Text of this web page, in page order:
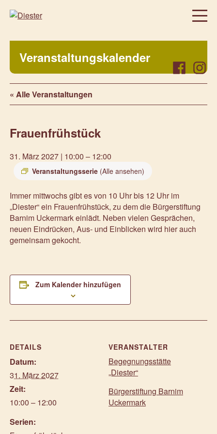
Über uns
Regelmäßige Angebote
Was bei uns sonst noch so los ist…
Veranstaltungen
Prenzlauer Frauenwochen 2025
Unsere Partner
Aktuelles
Kontakt
Facebook
Veranstaltungskalender
« Alle Veranstaltungen
Frauenfrühstück
31. März 2027 | 10:00 – 12:00
Veranstaltungsserie (Alle ansehen)
Immer mittwochs gibt es von 10 Uhr bis 12 Uhr im
„Diester“ ein Frauenfrühstück, zu dem die Bürgerstiftung
Barnim Uckermark einlädt. Neben vielen Gesprächen,
neuen Eindrücken, Aus- und Einblicken wird hier auch
gemeinsam gekocht.
Zum Kalender hinzufügen
DETAILS
Datum:
31. März 2027
Zeit:
10:00 – 12:00
Serien:
VERANSTALTER
Begegnungsstätte
„Diester“
Bürgerstiftung Barnim
Uckermark